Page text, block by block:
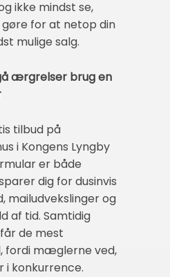
ikke mindst se,
for at netop din
mulige salg.
ærgrelser brug en
tilbud på
i Kongens Lyngby
er både
dig for dusinvis
mailudvekslinger og
af tid. Samtidig
de mest
fordi mæglerne ved,
i konkurrence.